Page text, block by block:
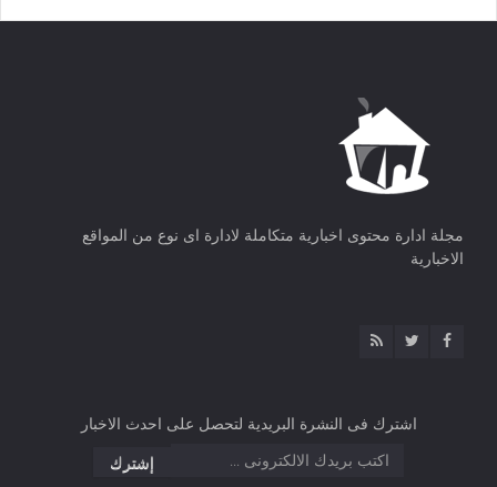
مجلة ادارة محتوى اخبارية متكاملة لادارة اى نوع من المواقع
الاخبارية
اشترك فى النشرة البريدية لتحصل على احدث الاخبار